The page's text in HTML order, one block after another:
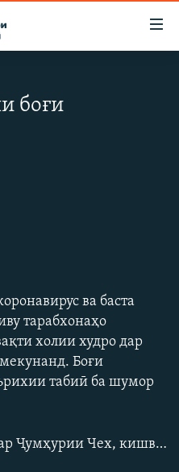
боғи
ва баста
тарабхонаҳо
холии худро дар
Боғи
табиӣ ба шумор
Шурӯъ аз 28-уми октябр дар Ҷумҳурии Чех, кишвари аврупоие бо 10,5 миллион аҳолӣ қуюди шабгардӣ ҷорӣ мешавад, чун шумори олудагӣ ба коронавирус дар ин кишвар дар ҳоли афзоиши босуръат аст. Дар як шабонарӯзи 27-уми октябр беш аз 15 ҳазор нафари дигар ба коронавирус олуда шуданд ва ин ҳам дар ҳолест, ки давоми ду ҳафтаи ахир дар ин кишвар меъёрҳои сахттари маҳдудкунанда ҷорӣ шудааст.